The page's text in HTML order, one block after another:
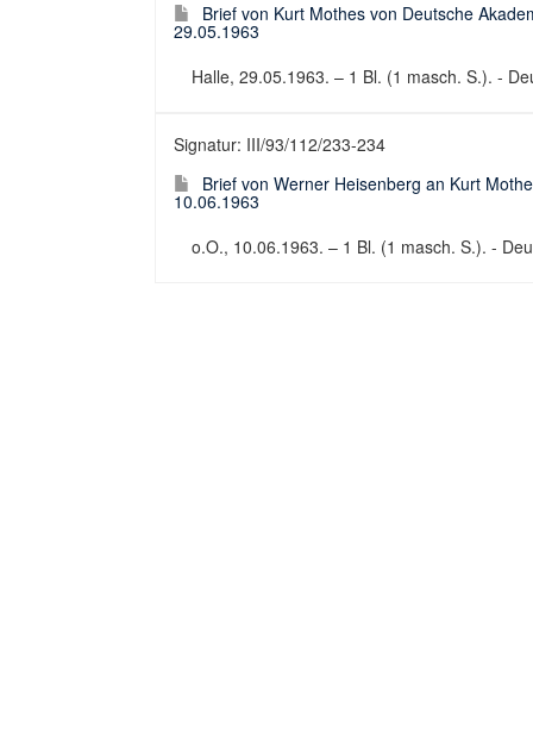
Brief von Kurt Mothes von Deutsche
29.05.1963
Halle, 29.05.1963. – 1 Bl. (1 masch. S.). -
Signatur: III/93/112/233-234
Brief von Werner Heisenberg an Kurt
10.06.1963
o.O., 10.06.1963. – 1 Bl. (1 masch. S.). -